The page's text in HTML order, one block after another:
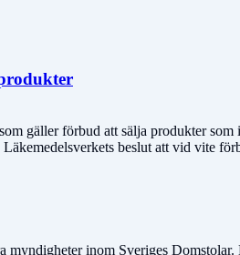
gäller förbud att sälja produkter
beslut att vid vite
myndigheter inom Sveriges